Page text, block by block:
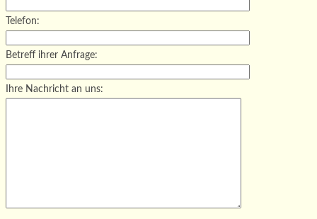
Telefon:
Betreff ihrer Anfrage:
Ihre Nachricht an uns: